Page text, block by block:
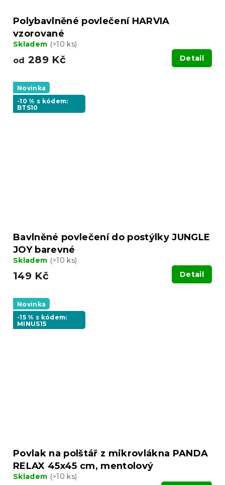
Polybavlněné povlečení HARVIA
vzorované
Skladem (>10 ks)
od 289 Kč Detail
Novinka
-10 % s kódem:
BTS10
Bavlněné povlečení do postýlky JUNGLE
JOY barevné
Skladem (>10 ks)
149 Kč Detail
Novinka
-15 % s kódem:
MINUS15
Povlak na polštář z mikrovlákna PANDA
RELAX 45x45 cm, mentolový
Skladem (>10 ks)